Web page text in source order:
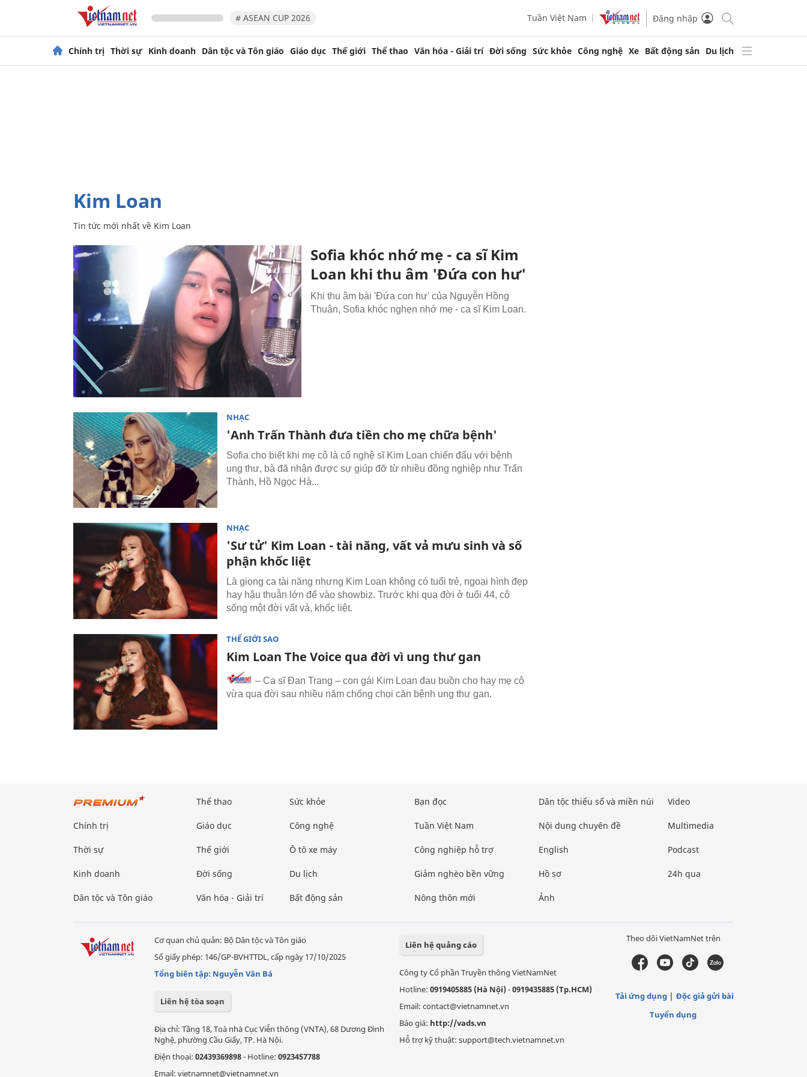
# ASEAN CUP 2026 Tuần Việt Nam Đăng nhập
Chính trị Thời sự Kinh doanh Dân tộc và Tôn giáo Giáo dục Thế giới Thể thao Văn hóa - Giải trí Đời sống Sức khỏe Công nghệ Xe Bất động sản Du lịch
Kim Loan
Tin tức mới nhất về Kim Loan
Sofia khóc nhớ mẹ - ca sĩ Kim
Loan khi thu âm 'Đứa con hư'
Khi thu âm bài 'Đứa con hư' của Nguyễn Hồng
Thuận, Sofia khóc nghẹn nhớ mẹ - ca sĩ Kim Loan.
NHẠC
'Anh Trấn Thành đưa tiền cho mẹ chữa bệnh'
Sofia cho biết khi mẹ cô là cố nghệ sĩ Kim Loan chiến đấu với bệnh
ung thư, bà đã nhận được sự giúp đỡ từ nhiều đồng nghiệp như Trấn
Thành, Hồ Ngọc Hà...
NHẠC
'Sư tử' Kim Loan - tài năng, vất vả mưu sinh và số
phận khốc liệt
Là giọng ca tài năng nhưng Kim Loan không có tuổi trẻ, ngoại hình đẹp
hay hậu thuẫn lớn để vào showbiz. Trước khi qua đời ở tuổi 44, cô
sống một đời vất vả, khốc liệt.
THẾ GIỚI SAO
Kim Loan The Voice qua đời vì ung thư gan
– Ca sĩ Đan Trang – con gái Kim Loan đau buồn cho hay mẹ cô
vừa qua đời sau nhiều năm chống chọi căn bệnh ung thư gan.
Chính trị
Thời sự
Kinh doanh
Dân tộc và Tôn giáo
Thể thao
Giáo dục
Thế giới
Đời sống
Văn hóa - Giải trí
Sức khỏe
Công nghệ
Ô tô xe máy
Du lịch
Bất động sản
Bạn đọc
Tuần Việt Nam
Công nghiệp hỗ trợ
Giảm nghèo bền vững
Nông thôn mới
Dân tộc thiểu số và miền núi
Nội dung chuyên đề
English
Hồ sơ
Ảnh
Video
Multimedia
Podcast
24h qua
Cơ quan chủ quản: Bộ Dân tộc và Tôn giáo
Số giấy phép: 146/GP-BVHTTDL, cấp ngày 17/10/2025
Tổng biên tập: Nguyễn Văn Bá
Liên hệ tòa soạn
Địa chỉ: Tầng 18, Toà nhà Cục Viễn thông (VNTA), 68 Dương Đình
Nghệ, phường Cầu Giấy, TP. Hà Nội.
Điện thoại: 02439369898- Hotline: 0923457788
Email: vietnamnet@vietnamnet.vn
Liên hệ quảng cáo
Công ty Cổ phần Truyền thông VietNamNet
Hotline: 0919405885 (Hà Nội)-0919435885 (Tp.HCM)
Email: contact@vietnamnet.vn
Báo giá: http://vads.vn
Hỗ trợ kỹ thuật: support@tech.vietnamnet.vn
Theo dõi VietNamNet trên
Tải ứng dụng
Độc giả gửi bài
Tuyển dụng